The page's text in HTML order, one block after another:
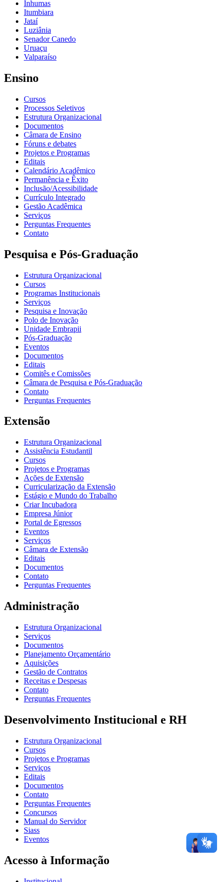
Inhumas
Itumbiara
Jataí
Luziânia
Senador Canedo
Uruaçu
Valparaíso
Ensino
Cursos
Processos Seletivos
Estrutura Organizacional
Documentos
Câmara de Ensino
Fóruns e debates
Projetos e Programas
Editais
Calendário Acadêmico
Permanência e Êxito
Inclusão/Acessibilidade
Currículo Integrado
Gestão Acadêmica
Serviços
Perguntas Frequentes
Contato
Pesquisa e Pós-Graduação
Estrutura Organizacional
Cursos
Programas Institucionais
Serviços
Pesquisa e Inovação
Polo de Inovação
Unidade Embrapii
Pós-Graduação
Eventos
Documentos
Editais
Comitês e Comissões
Câmara de Pesquisa e Pós-Graduação
Contato
Perguntas Frequentes
Extensão
Estrutura Organizacional
Assistência Estudantil
Cursos
Projetos e Programas
Ações de Extensão
Curricularização da Extensão
Estágio e Mundo do Trabalho
Criar Incubadora
Empresa Júnior
Portal de Egressos
Eventos
Serviços
Câmara de Extensão
Editais
Documentos
Contato
Perguntas Frequentes
Administração
Estrutura Organizacional
Serviços
Documentos
Planejamento Orçamentário
Aquisições
Gestão de Contratos
Receitas e Despesas
Contato
Perguntas Frequentes
Desenvolvimento Institucional e RH
Estrutura Organizacional
Cursos
Projetos e Programas
Serviços
Editais
Documentos
Contato
Perguntas Frequentes
Concursos
Manual do Servidor
Siass
Eventos
Acesso à Informação